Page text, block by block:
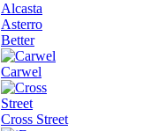
Alcasta
Asterro
Better
Carwel
Cross Street